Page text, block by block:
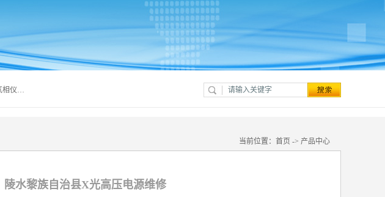
深圳曼瑞特科技有限公司是一家专业从事X光管维修X射线管、Rohs2.0邻苯检测仪器设备、PY-GC热裂解脱附气相仪和气相色谱光谱仪器、天瑞仪器探测器、高压电源等产品的维修出租的企业。本公司以客户至上为宗旨，以专注、专一、专业的精神为您提供安全、经济的技术服务。
当前位置： 首页 -> 产品中心
陵水黎族自治县X光高压电源维修